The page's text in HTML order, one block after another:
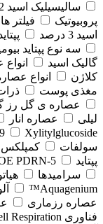
سالیسیلیک اسید 2%
پروبیوتیک
فیلتر
اسید 3 درصد
سه نوع پپتاید
گالیک اسید
کلاژن
انواع
مغذی پوست
عصاره ی گل رز
لیلی
عصاره انار
Xylitylglucoside
سولفات
کمپلکس D.A.F™
پپتاید
5-Cica
PDRN
سرامیدها
Aquagenium™
عصاره رزماری
فناوری Cell Respiration™